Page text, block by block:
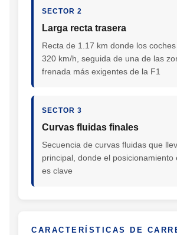
SECTOR 2
Larga recta trasera
Recta de 1.17 km donde los
320 km/h, seguida de una de las
frenada más exigentes de la F1
SECTOR 3
Curvas fluidas finales
Secuencia de curvas fluidas que
principal, donde el posicionamiento
es clave
CARACTERÍSTICAS DE